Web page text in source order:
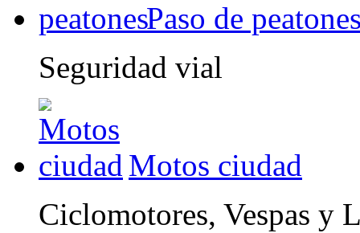
Paso de
Seguridad vial
Motos ciudad
Ciclomotores, Vespas y